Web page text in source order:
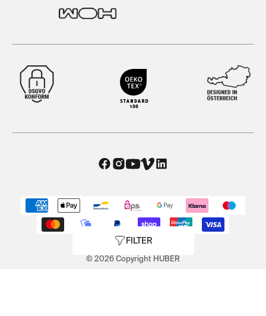
FILTER
© 2026 Copyright HUBER